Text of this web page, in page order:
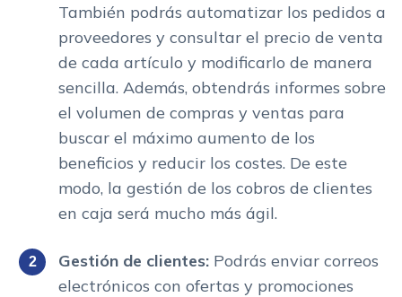
También podrás automatizar los pedidos a
proveedores y consultar el precio de venta
de cada artículo y modificarlo de manera
sencilla. Además, obtendrás informes sobre
el volumen de compras y ventas para
buscar el máximo aumento de los
beneficios y reducir los costes. De este
modo, la gestión de los cobros de clientes
en caja será mucho más ágil.
Gestión de clientes: Podrás enviar correos
electrónicos con ofertas y promociones